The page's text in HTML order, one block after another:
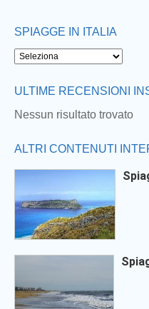
SPIAGGE IN ITALIA
ULTIME RECENSIONI
Nessun risultato trovato
ALTRI CONTENUTI